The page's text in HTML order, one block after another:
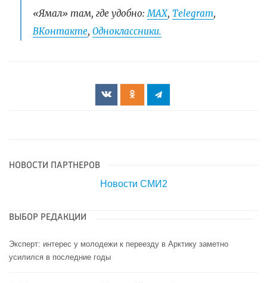
«Ямал» там, где удобно:МАХ, Telegram,
ВКонтакте, Одноклассники.
НОВОСТИ ПАРТНЕРОВ
Новости СМИ2
ВЫБОР РЕДАКЦИИ
Эксперт: интерес у молодежи к переезду в Арктику заметно
усилился в последние годы